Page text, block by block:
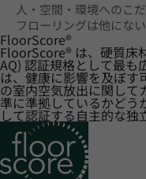
人・空間・環境へのこ
フローリングは他にな
FloorScore®
FloorScore® は、硬質床
AQ) 認証規格として最
は、健康に影響を及ぼす
の室内空気放出に関して
準に準拠しているかどう
して認証する自主的な